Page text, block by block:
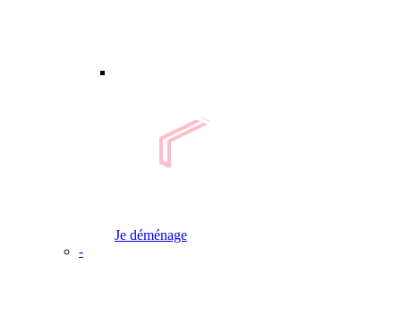
Je déménage
-